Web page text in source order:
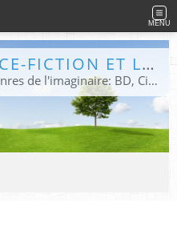
MENU
SITE SUR LA SCIENCE-FICTION ET LE FANTASTIQUE
Site sur toute la culture des genres de l'imaginaire: BD, Cinéma, Livre, Jeux, Théâtre. Présent dans les principaux festivals de film fantastique e de science-fiction, salons et conventions.